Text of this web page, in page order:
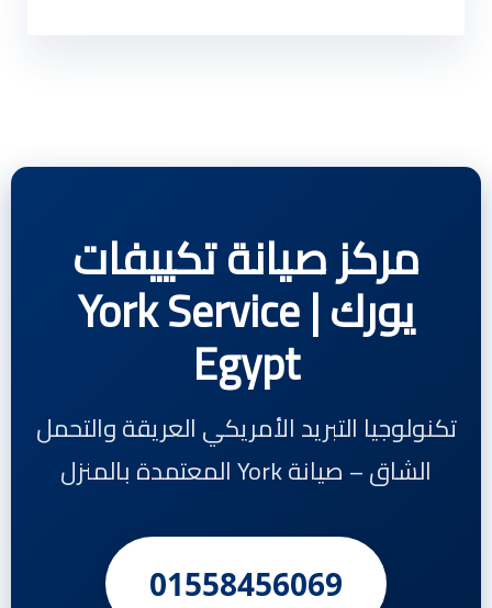
مركز صيانة تكييفات
يورك | York Service
Egypt
تكنولوجيا التبريد الأمريكي العريقة والتحمل
الشاق – صيانة York المعتمدة بالمنزل
01558456069